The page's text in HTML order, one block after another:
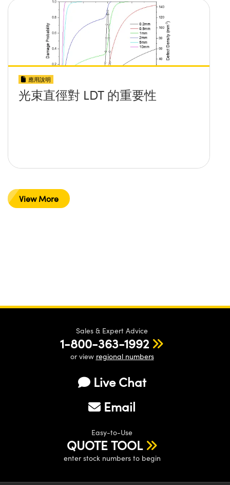
應用說明
光束直徑對 LDT 的重要性
View More
Sales & Expert Advice
1-800-363-1992
or view regional numbers
Live Chat
Email
Easy-to-Use
QUOTE TOOL
enter stock numbers to begin